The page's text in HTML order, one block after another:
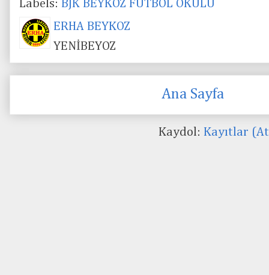
Labels: BJK BEYKOZ FUTBOL OKULU
ERHA BEYKOZ
YENİBEYOZ
Ana Sayfa
Kaydol: Kayıtlar